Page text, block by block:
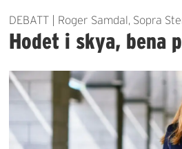
DEBATT | Roger Samdal, Sopra
Hodet i skya, bena